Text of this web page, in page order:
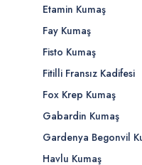
Etamin Kumaş
Fay Kumaş
Fisto Kumaş
Fitilli Fransız Kadifesi
Fox Krep Kumaş
Gabardin Kumaş
Gardenya Begonvil
Havlu Kumaş